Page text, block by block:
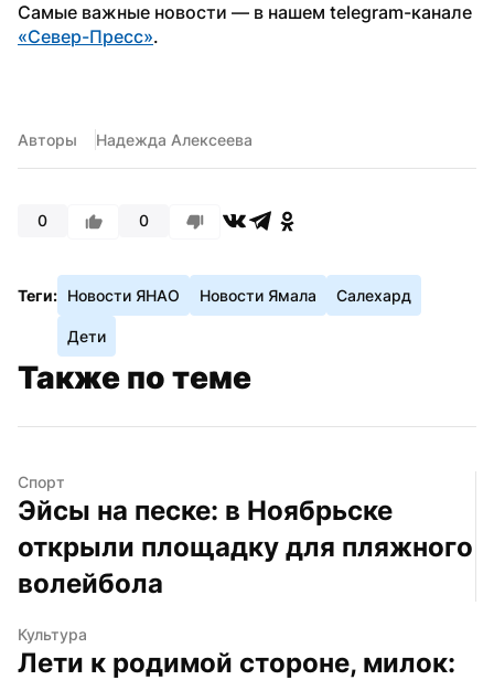
«Север-Пресс».
Авторы Надежда Алексеева
0 0
Теги: Новости ЯНАО Новости Ямала Салехард
Дети
Также по теме
Спорт
Эйсы на песке: в Ноябрьске
открыли площадку для пляжного
волейбола
Культура
Лети к родимой стороне, милок: